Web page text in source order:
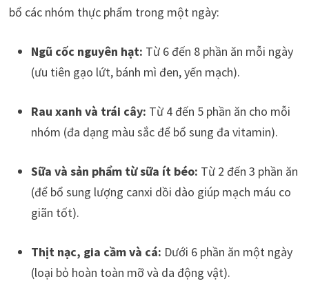
bổ các nhóm thực phẩm trong một ngày:
Ngũ cốc nguyên hạt: Từ 6 đến 8 phần ăn mỗi ngày
(ưu tiên gạo lứt, bánh mì đen, yến mạch).
Rau xanh và trái cây: Từ 4 đến 5 phần ăn cho mỗi
nhóm (đa dạng màu sắc để bổ sung đa vitamin).
Sữa và sản phẩm từ sữa ít béo: Từ 2 đến 3 phần ăn
(để bổ sung lượng canxi dồi dào giúp mạch máu co
giãn tốt).
Thịt nạc, gia cầm và cá: Dưới 6 phần ăn một ngày
(loại bỏ hoàn toàn mỡ và da động vật).